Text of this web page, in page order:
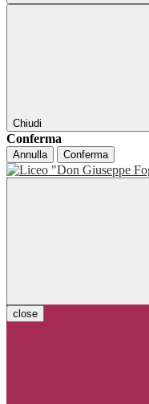
Chiudi
Conferma
Annulla Conferma
close